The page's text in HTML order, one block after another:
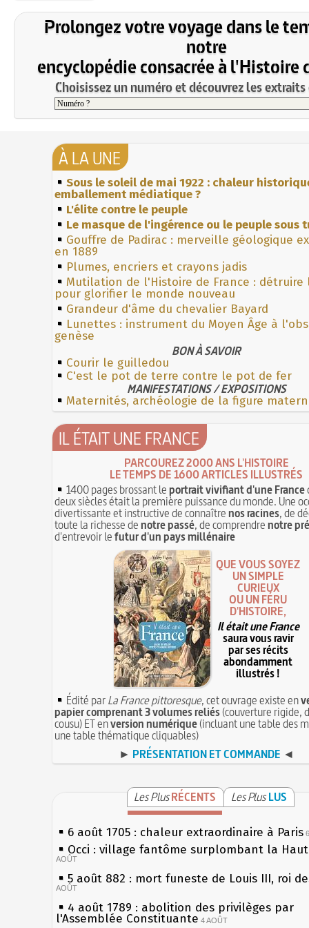
Prolongez votre voyage dans le
notre
encyclopédie consacrée à l'Histoire
Choisissez un numéro et découvrez les
À LA UNE
Sous le soleil de mai 1922 : chaleur
emballement médiatique ?
L'élite contre le peuple
Le masque de l'ingérence ou le peuple sous
Gouffre de Padirac : merveille géologique
en 1889
Plumes, encriers et crayons jadis
Mutilation de l'Histoire de France : détruire
pour glorifier le monde nouveau
Grandeur d'âme du chevalier Bayard
Lunettes : instrument du Moyen Âge à
genèse
BON À SAVOIR
Courir le guilledou
C'est le pot de terre contre le pot de fer
MANIFESTATIONS / EXPOSITIONS
Maternités, archéologie de la figure
IL ÉTAIT UNE FRANCE
PARCOUREZ 2000 ANS L'HISTOIRE
LE TEMPS DE 1600 ARTICLES ILLUSTRÉS
1400 pages brossant leportrait vivifiant d'une France
deux siècles était la première puissance du monde. Une
divertissante et instructive de connaîtrenos racines, de
toute la richesse denotre passé, de comprendrenotre
d'entrevoir lefutur d'un pays millénaire
QUE VOUS SOYEZ
UN SIMPLE
CURIEUX
OU UN FÉRU
D'HISTOIRE,
Il était une France
saura vous ravir
par ses récits
abondamment
illustrés !
Édité parLa France pittoresque, cet ouvrage existe en
papier comprenant 3 volumes reliés(couverture rigide,
cousu) ET enversion numérique(incluant une table des
une table thématique cliquables)
► PRÉSENTATION ET COMMANDE ◄
Les PlusRÉCENTS Les Plus LUS
6 août 1705 : chaleur extraordinaire à Paris
Occi : village fantôme surplombant la
AOÛT
5 août 882 : mort funeste de Louis III, roi
AOÛT
4 août 1789 : abolition des privilèges par
l'Assemblée Constituante 4 AOÛT